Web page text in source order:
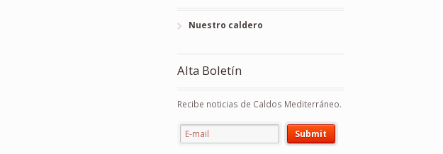
Nuestro caldero
Alta Boletín
Recibe noticias de Caldos Mediterráneo.